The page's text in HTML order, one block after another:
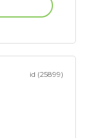
id (25899)